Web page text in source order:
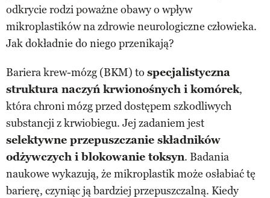
odkrycie rodzi poważne obawy o wpływ
mikroplastików na zdrowie neurologiczne człowieka.
Jak dokładnie do niego przenikają?
Bariera krew-mózg (BKM) to specjalistyczna
struktura naczyń krwionośnych i komórek,
która chroni mózg przed dostępem szkodliwych
substancji z krwiobiegu. Jej zadaniem jest
selektywne przepuszczanie składników
odżywczych i blokowanie toksyn. Badania
naukowe wykazują, że mikroplastik może osłabiać tę
barierę, czyniąc ją bardziej przepuszczalną. Kiedy